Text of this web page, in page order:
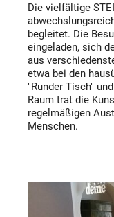
Die vielfältige
begleitet. Die
eingeladen, sich
aus
etwa bei den
"Runder Tisch"
Raum trat die
regelmäßigen
Menschen.